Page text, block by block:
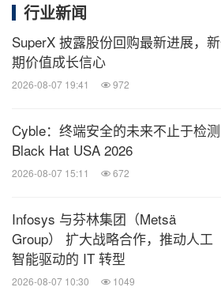
行业新闻
SuperX 披露股份回购最新进展，
期价值成长信心
2026-08-07 19:41 972
Cyble：终端安全的未来不止于检
Black Hat USA 2026
2026-08-07 15:11 672
Infosys 与芬林集团（Metsä
Group） 扩大战略合作，推动人工
智能驱动的 IT 转型
2026-08-07 10:30 1049